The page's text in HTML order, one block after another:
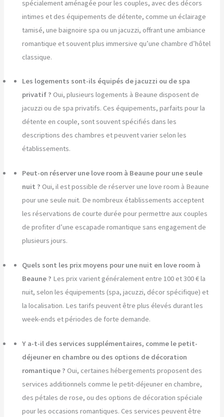
spécialement aménagée pour les couples, avec des décors
intimes et des équipements de détente, comme un éclairage
tamisé, une baignoire spa ou un jacuzzi, offrant une ambiance
romantique et souvent plus immersive qu’une chambre d’hôtel
classique.
Les logements sont-ils équipés de jacuzzi ou de spa
privatif ? Oui, plusieurs logements à Beaune disposent de
jacuzzi ou de spa privatifs. Ces équipements, parfaits pour la
détente en couple, sont souvent spécifiés dans les
descriptions des chambres et peuvent varier selon les
établissements.
Peut-on réserver une love room à Beaune pour une seule
nuit ? Oui, il est possible de réserver une love room à Beaune
pour une seule nuit. De nombreux établissements acceptent
les réservations de courte durée pour permettre aux couples
de profiter d’une escapade romantique sans engagement de
plusieurs jours.
Quels sont les prix moyens pour une nuit en love room à
Beaune ? Les prix varient généralement entre 100 et 300 € la
nuit, selon les équipements (spa, jacuzzi, décor spécifique) et
la localisation. Les tarifs peuvent être plus élevés durant les
week-ends et périodes de forte demande.
Y a-t-il des services supplémentaires, comme le petit-
déjeuner en chambre ou des options de décoration
romantique ? Oui, certaines hébergements proposent des
services additionnels comme le petit-déjeuner en chambre,
des pétales de rose, ou des options de décoration spéciale
pour les occasions romantiques. Ces services peuvent être